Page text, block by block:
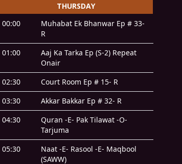
THURSDAY
00:00
Muhabat Ek Bhanwar Ep # 33-
R
01:00
Aaj Ka Tarka Ep (S-2) Repeat
Onair
02:30
Court Room Ep # 15- R
03:30
Akkar Bakkar Ep # 32- R
04:30
Quran -E- Pak Tilawat -O-
Tarjuma
05:30
Naat -E- Rasool -E- Maqbool
(SAWW)